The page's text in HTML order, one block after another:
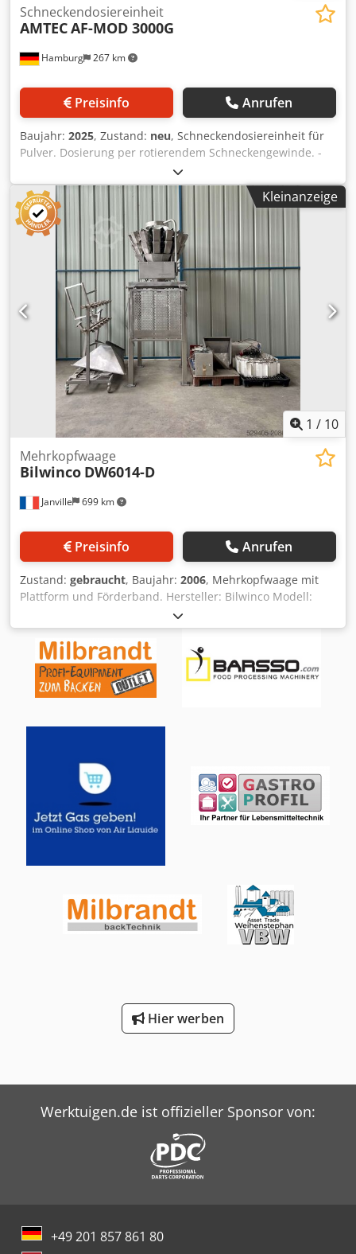
Hamburg 267 km
Schneckendosiereinheit
AMTECAF-MOD 3000G
Preisinfo Anrufen
Baujahr: 2025, Zustand: neu, Schneckendosiereinheit für
Pulver. Dosierung per rotierendem Schneckengewinde. -
Spezifikationen: Füllbereich: 5-3000g; Fassungsvermögen
Füllhopper: 50 Liter; Hopper mit Seitenöffnung; Edelstahl
304 Ausführung; Spannungsversorgung: 220~415V;
Leistungsaufnahme: 1,4kW. Dksdpfsv Nnmrsx Am Ser Bitte
beachten Sie, daß unsere Neupreise häufig unter den
üblichen Gebrauchtpreisen liegen. Fragen Sie gern einfach
an und nennen Sie uns Ihre Verpackungsaufgabe. - Ab
Lager sind i.d.R. immer 30-50 unterschiedliche neue
Maschinen sofort verfügbar. Dazu haben wir bei
kundenspezifisch herzustellenden Maschinen sehr kurze
Lieferzeiten ab ca. 3 Wochen. - Alle Maschinen sind mit
voller Garantie erhältlich.
Kleinanzeige
1 / 10
Janville 699 km
Mehrkopfwaage
Bilwinco DW6014-D
Preisinfo Anrufen
Zustand: gebraucht, Baujahr: 2006, Mehrkopfwaage mit
Plattform und Förderband. Hersteller: Bilwinco Modell:
DW6014-D Baujahr: 2006 Leistungsaufnahme: 5000 VA
Wiegebereich: 10g - 1000g IK max.: 10 KA Frequenz: 50 Hz
Spannung: 3 x 400V, PE Dkedsx Rz E Nopfx Am Ssr
Druckluft: 5 - 10 bar Im Lieferumfang enthalten: 1 x
Mehrkopf-Dosierwaage 4 x Standfüße 1 x Ersatzteile 1 x
Steilförderer mit Schaltschrank und Gurtband 1 x
Behältern
Hier werben
Werktuigen.de ist offizieller Sponsor von:
+49 201 857 861 80